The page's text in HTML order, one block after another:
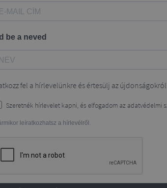
be a neved
fel a hírlevelünkre és értesülj az
Szeretnék hírlevelet kapni, és elfogadom az adatvédelmi
leíratkozhatsz a hírlevélről.